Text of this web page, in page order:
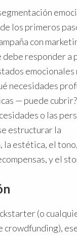
los primeros
con
debe responder a
emocionales
necesidades
— puede
o las
estructurar la
la estética, el
y el
(o
crowdfunding),